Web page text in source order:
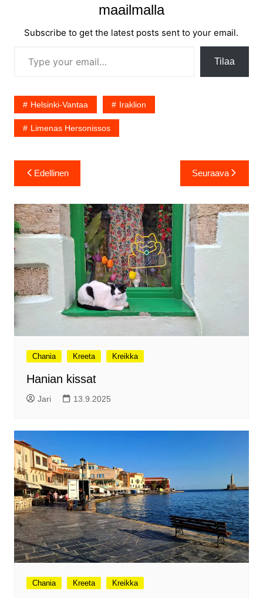
maailmalla
Subscribe to get the latest posts sent to your email.
Tilaa
Helsinki-Vantaa Iraklion
Limenas Hersonissos
Artikkelien
selaus
Edellinen Seuraava
Chania Kreeta Kreikka
Hanian kissat
Jari 13.9.2025
Chania Kreeta Kreikka